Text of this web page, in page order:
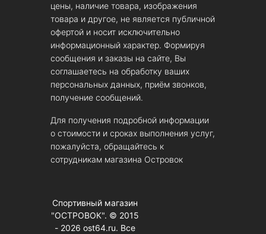
цены, наличие товара, изображения
товара и другое, не является публичной
офертой и носит исключительно
информационный характер. Формируя
сообщения и заказы на сайте, Вы
соглашаетесь на обработку ваших
персональных данных, приём звонков,
получение сообщений.
Для получения подробной информации
о стоимости и сроках выполнения услуг,
пожалуйста, обращайтесь к
сотрудникам магазина Островок
Спортивный магазин
"ОСТРОВОК". © 2015
- 2026 ost64.ru. Все